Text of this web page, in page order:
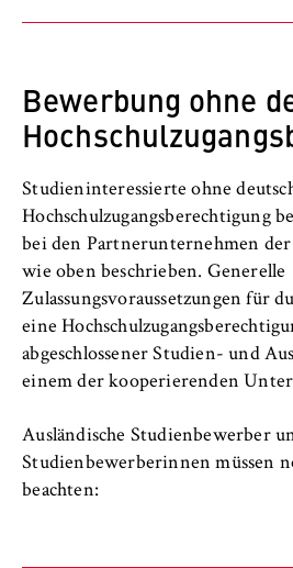
f
o
n
m
i
c
s
a
n
d
L
w
nach § 11 BerlHG
Vertrag zur Ausbildung im
Studiums an der
Recht“ mit einem
entsprechenden
Partnerbetriebe wählen
denen sie den erforderlichen
anbieten. Die Hochschule führt
Studiengängen keine
Bewerbung ohne
Studieninteressierte ohne
Hochschulzugangsberechtigung
bei den Partnerunternehmen der
wie oben beschrieben. Generelle
Zulassungsvoraussetzungen für
eine
abgeschlossener Studien- und
einem der kooperierenden
Ausländische Studienbewerber
Studienbewerberinnen müssen
beachten:
fe_typo_user
Betreiber dieser Website
Zweck:
Browsersitzung für
Benutzer (z. B. im
Mitgliederbereich). Er
Session-ID und sorgt dafür,
während des Besuchs
Cookie Laufzeit:
Für die Dauer der
MARKETING
Youtube